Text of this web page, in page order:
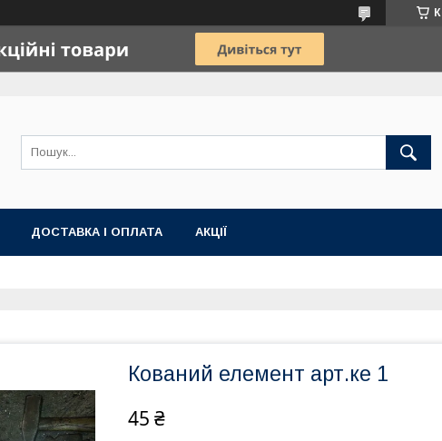
ДОСТАВКА І ОПЛАТА АКЦІЇ
Кований елемент арт.ке 1
45 ₴